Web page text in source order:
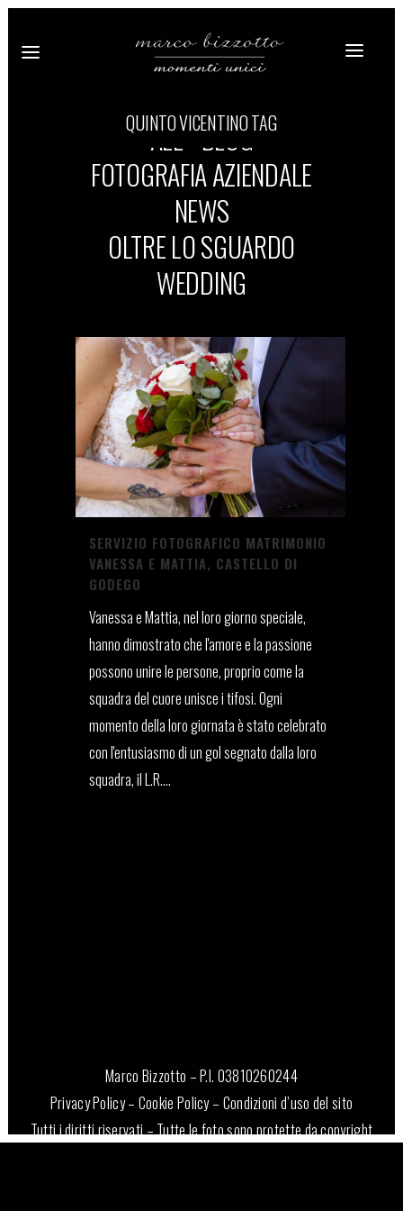
QUINTO VICENTINO TAG
ALL BLOG
FOTOGRAFIA AZIENDALE
NEWS
OLTRE LO SGUARDO
WEDDING
SERVIZIO FOTOGRAFICO MATRIMONIO
VANESSA E MATTIA, CASTELLO DI
GODEGO
Vanessa e Mattia, nel loro giorno speciale,
hanno dimostrato che l'amore e la passione
possono unire le persone, proprio come la
squadra del cuore unisce i tifosi. Ogni
momento della loro giornata è stato celebrato
con l'entusiasmo di un gol segnato dalla loro
squadra, il L.R....
Marco Bizzotto – P.I. 03810260244
Privacy Policy– Cookie Policy– Condizioni d’uso del sito
Tutti i diritti riservati – Tutte le foto sono protette da copyright